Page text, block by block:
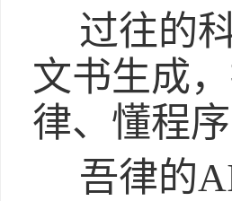
过往的
文书生成
律、懂程
吾律的